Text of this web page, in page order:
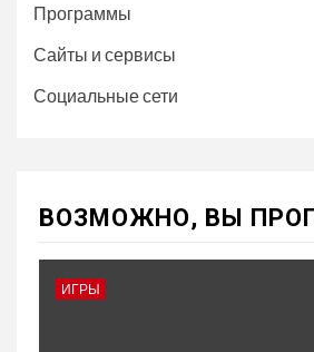
Программы
Сайты и сервисы
Социальные сети
ВОЗМОЖНО, ВЫ
ИГРЫ